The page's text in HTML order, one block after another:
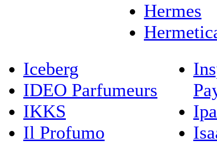
Hermes
Iceberg
IDEO Parfumeurs
IKKS
Il Profumo